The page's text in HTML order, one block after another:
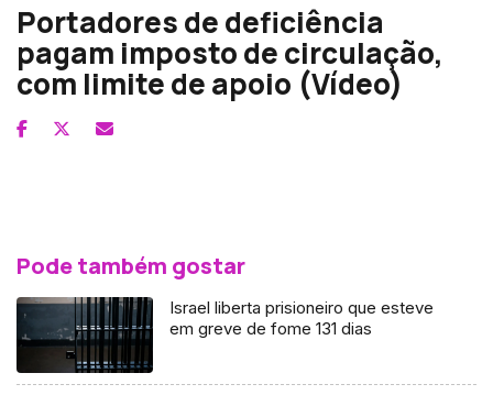
Portadores de deficiência
pagam imposto de circulação,
com limite de apoio (Vídeo)
Pode também gostar
Israel liberta prisioneiro que esteve
em greve de fome 131 dias